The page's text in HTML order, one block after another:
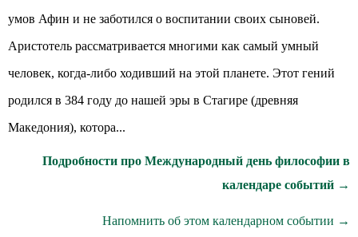
умов Афин и не заботился о воспитании своих сыновей.
Аристотель рассматривается многими как самый умный
человек, когда-либо ходивший на этой планете. Этот гений
родился в 384 году до нашей эры в Стагире (древняя
Македония), котора...
Подробности про Международный день философии в
календаре событий →
Напомнить об этом календарном событии →